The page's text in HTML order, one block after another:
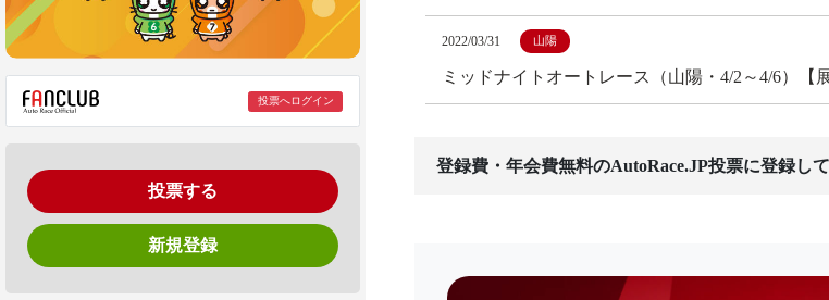
投票へログイン
投票する
新規登録
2022/03/31 山陽
ミッドナイトオートレース（山陽・4/2～4/6）【
登録費・年会費無料のAutoRace.JP投票に登録し